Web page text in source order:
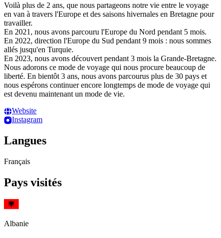
Voilà plus de 2 ans, que nous partageons notre vie entre le voyage
en van à travers l'Europe et des saisons hivernales en Bretagne pour
travailler.
En 2021, nous avons parcouru l'Europe du Nord pendant 5 mois.
En 2022, direction l'Europe du Sud pendant 9 mois : nous sommes
allés jusqu'en Turquie.
En 2023, nous avons découvert pendant 3 mois la Grande-Bretagne.
Nous adorons ce mode de voyage qui nous procure beaucoup de
liberté. En bientôt 3 ans, nous avons parcourus plus de 30 pays et
nous espérons continuer encore longtemps de mode de voyage qui
est devenu maintenant un mode de vie.
Website
Instagram
Langues
Français
Pays visités
Albanie